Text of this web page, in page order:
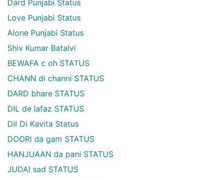
Dard Punjabi Status
Love Punjabi Status
Alone Punjabi Status
Shiv Kumar Batalvi
BEWAFA c oh STATUS
CHANN di channi STATUS
DARD bhare STATUS
DIL de lafaz STATUS
Dil Di Kavita Status
DOORI da gam STATUS
HANJUAAN da pani STATUS
JUDAI sad STATUS